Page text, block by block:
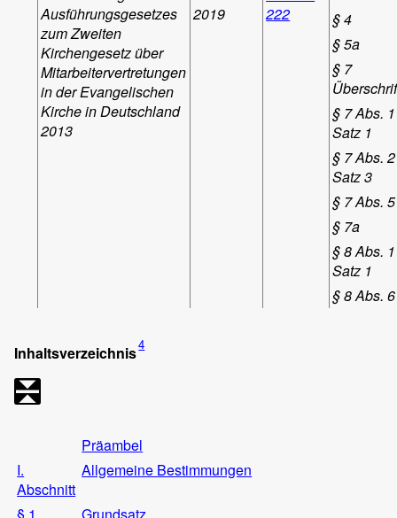
Ausführungsgesetzes
zum Zweiten
Kirchengesetz über
Mitarbeitervertretungen
in der Evangelischen
Kirche in Deutschland
2013
2019
222
§ 4
§ 5a
§ 7
§ 7 Abs. 1
Satz 1
§ 7 Abs. 2
Satz 3
§ 7 Abs. 5
§ 7a
§ 8 Abs. 1
Satz 1
§ 8 Abs. 6
Inhaltsverzeichnis4
Präambel
I.
Abschnitt
Allgemeine Bestimmungen
§ 1
Grundsatz